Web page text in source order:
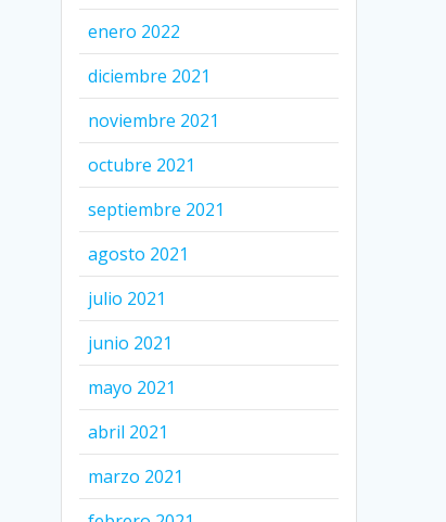
enero 2022
diciembre 2021
noviembre 2021
octubre 2021
septiembre 2021
agosto 2021
julio 2021
junio 2021
mayo 2021
abril 2021
marzo 2021